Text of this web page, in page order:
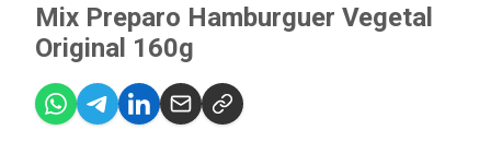
Mix Preparo Hamburguer Vegetal
Original 160g